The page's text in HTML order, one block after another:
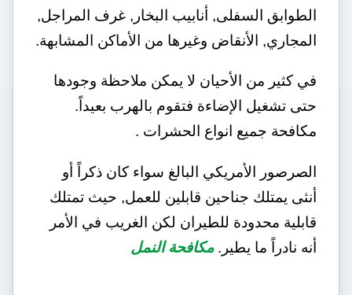
الطوابق السفلى, أنابيب البخار, غرف المراجل,
المجاري, الأنقاض وغيرها من الأماكن المشابهة.
في كثير من الأحيان لا يمكن ملاحظة وجودها
حتى تشغيل الإضاءة فتقوم بالهرب بعيداً.
مكافحة جميع انواع الحشرات .
الصرصور الأمريكي البالغ سواء كان ذكراً أو
أنثى يمتلك جناحين قابلين للعمل, حيث تمتلك
قابلية محدودة للطيران لكن الغريب في الأمر
أنه نادراً ما يطير.مكافحة النمل